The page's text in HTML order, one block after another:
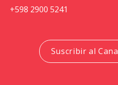
+598 2900 5241
Suscribir al